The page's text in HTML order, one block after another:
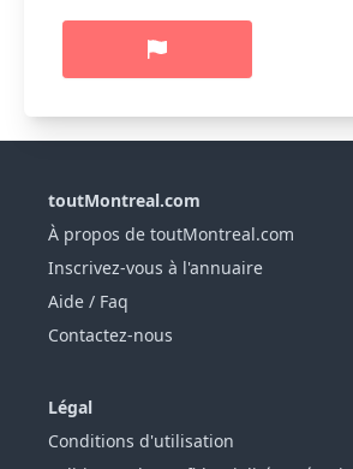
toutMontreal.com
À propos de toutMontreal.com
Inscrivez-vous à l'annuaire
Aide / Faq
Contactez-nous
Légal
Conditions d'utilisation